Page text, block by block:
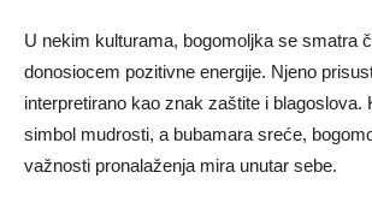
U nekim kulturama, bogomoljka se smatra
donosiocem pozitivne energije. Njeno
interpretirano kao znak zaštite i blagoslova.
simbol mudrosti, a bubamara sreće,
važnosti pronalaženja mira unutar sebe.